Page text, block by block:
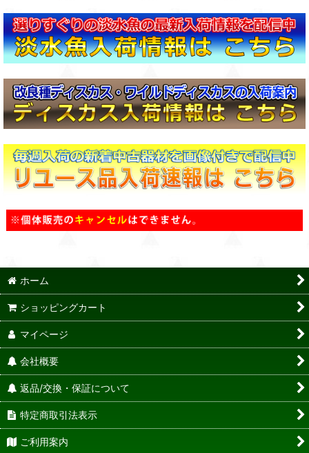
ホーム
ショッピングカート
マイページ
会社概要
返品/交換・保証について
特定商取引法表示
ご利用案内